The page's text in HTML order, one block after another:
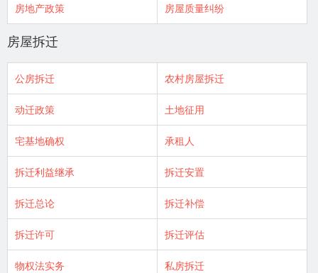
房地产政策 房屋质量纠纷
房屋拆迁
公房拆迁 农村房屋拆迁
动迁政策 土地征用
宅基地确权 承租人
拆迁利益继承 拆迁安置
拆迁总论 拆迁补偿
拆迁许可 拆迁评估
物权法实务 私房拆迁